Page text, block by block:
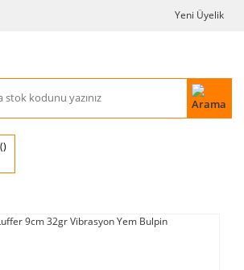
Yeni Üyelik